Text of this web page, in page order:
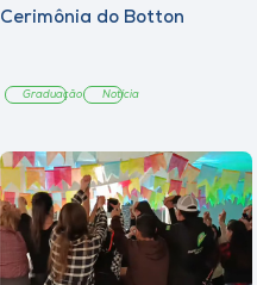
Cerimônia do Botton
Graduação Notícia